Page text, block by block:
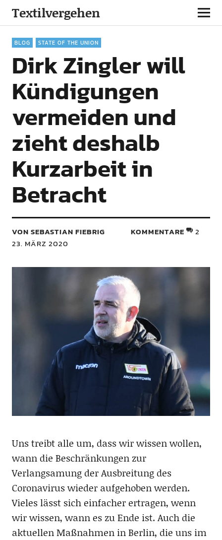
Textilvergehen
BLOG STATE OF THE UNION
Dirk Zingler will
Kündigungen
vermeiden und
zieht deshalb
Kurzarbeit in
Betracht
VON SEBASTIAN FIEBRIG
23. MÄRZ 2020
KOMMENTARE 2
Uns treibt alle um, dass wir wissen wollen,
wann die Beschränkungen zur
Verlangsamung der Ausbreitung des
Coronavirus wieder aufgehoben werden.
Vieles lässt sich einfacher ertragen, wenn
wir wissen, wann es zu Ende ist. Auch die
aktuellen Maßnahmen in Berlin, die uns im